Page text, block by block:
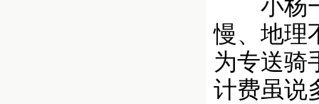
小杨一
慢、地理
为专送骑
计费虽说